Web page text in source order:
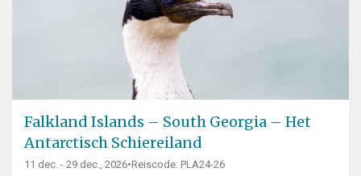
Falkland Islands – South Georgia – Het
Antarctisch Schiereiland
11 dec. - 29 dec., 2026•Reiscode: PLA24-26